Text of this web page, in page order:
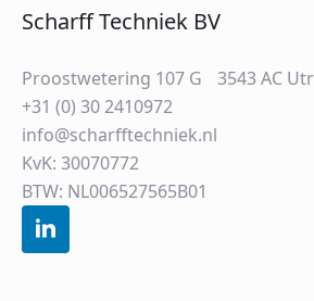
Scharff Techniek BV
Proostwetering 107 G 3543 AC
+31 (0) 30 2410972
info@scharfftechniek.nl
KvK: 30070772
BTW: NL006527565B01